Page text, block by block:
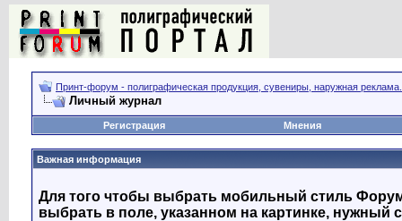
Принт-форум - полиграфическая продукция, сувениры, наружная реклама.
Личный журнал
Регистрация Мнения
Важная информация
Для того чтобы выбрать мобильный стиль
выбрать в поле, указанном на картинке, нужный